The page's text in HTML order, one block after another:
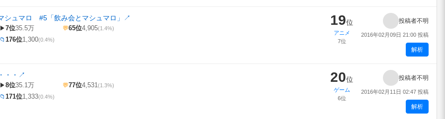
シュマロ #5「飲み会とマシュマロ」 ↗
▶7位35.5万 💬65位4,905(1.4%)
📁 176位1,300(0.4%)
19位
アニメ
7位
投稿者不明
2016年02月09日 21:00 投稿
解析
・・ ↗
▶8位35.1万 💬77位4,531(1.3%)
📁 171位1,333(0.4%)
20位
ゲーム
6位
投稿者不明
2016年02月11日 02:47 投稿
解析